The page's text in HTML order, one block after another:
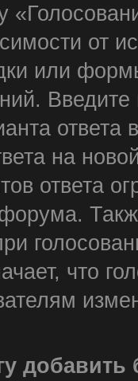
от
или
ответа
на
ответа
что
добавить